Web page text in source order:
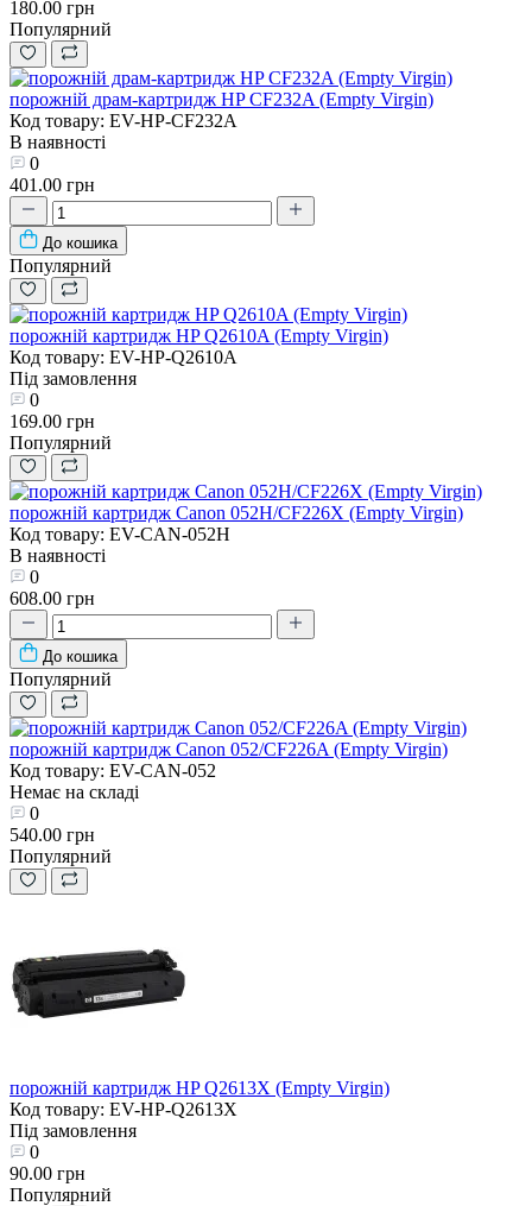
180.00 грн
Популярний
порожній драм-картридж HP CF232A (Empty Virgin)
Код товару: EV-HP-CF232A
В наявності
0
401.00 грн
До кошика
Популярний
порожній картридж HP Q2610A (Empty Virgin)
Код товару: EV-HP-Q2610A
Під замовлення
0
169.00 грн
Популярний
порожній картридж Canon 052H/CF226X (Empty Virgin)
Код товару: EV-CAN-052H
В наявності
0
608.00 грн
До кошика
Популярний
порожній картридж Canon 052/CF226A (Empty Virgin)
Код товару: EV-CAN-052
Немає на складі
0
540.00 грн
Популярний
порожній картридж HP Q2613X (Empty Virgin)
Код товару: EV-HP-Q2613X
Під замовлення
0
90.00 грн
Популярний